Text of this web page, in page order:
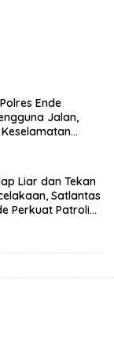
Ende
Jalan,
Liar dan Tekan
Satlantas
Perkuat Patroli